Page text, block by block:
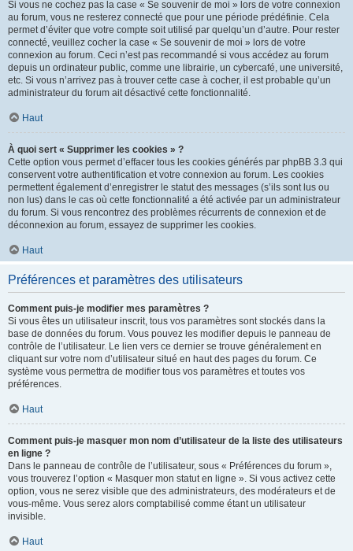
Si vous ne cochez pas la case « Se souvenir de moi » lors de votre connexion
au forum, vous ne resterez connecté que pour une période prédéfinie. Cela
permet d’éviter que votre compte soit utilisé par quelqu’un d’autre. Pour rester
connecté, veuillez cocher la case « Se souvenir de moi » lors de votre
connexion au forum. Ceci n’est pas recommandé si vous accédez au forum
depuis un ordinateur public, comme une librairie, un cybercafé, une université,
etc. Si vous n’arrivez pas à trouver cette case à cocher, il est probable qu’un
administrateur du forum ait désactivé cette fonctionnalité.
Haut
À quoi sert « Supprimer les cookies » ?
Cette option vous permet d’effacer tous les cookies générés par phpBB 3.3 qui
conservent votre authentification et votre connexion au forum. Les cookies
permettent également d’enregistrer le statut des messages (s’ils sont lus ou
non lus) dans le cas où cette fonctionnalité a été activée par un administrateur
du forum. Si vous rencontrez des problèmes récurrents de connexion et de
déconnexion au forum, essayez de supprimer les cookies.
Haut
Préférences et paramètres des utilisateurs
Comment puis-je modifier mes paramètres ?
Si vous êtes un utilisateur inscrit, tous vos paramètres sont stockés dans la
base de données du forum. Vous pouvez les modifier depuis le panneau de
contrôle de l’utilisateur. Le lien vers ce dernier se trouve généralement en
cliquant sur votre nom d’utilisateur situé en haut des pages du forum. Ce
système vous permettra de modifier tous vos paramètres et toutes vos
préférences.
Haut
Comment puis-je masquer mon nom d’utilisateur de la liste des utilisateurs
en ligne ?
Dans le panneau de contrôle de l’utilisateur, sous « Préférences du forum »,
vous trouverez l’option « Masquer mon statut en ligne ». Si vous activez cette
option, vous ne serez visible que des administrateurs, des modérateurs et de
vous-même. Vous serez alors comptabilisé comme étant un utilisateur
invisible.
Haut